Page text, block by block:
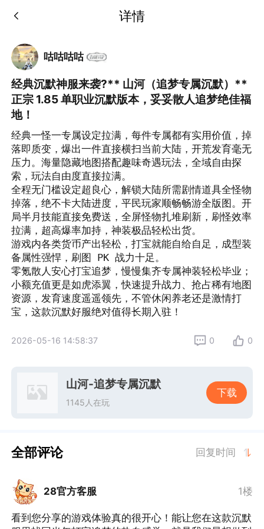
详情
咕咕咕咕
经典沉默神服来袭?** 山河（追梦专属沉默）**
正宗 1.85 单职业沉默版本，妥妥散人追梦绝佳福
地！
经典一怪一专属设定拉满，每件专属都有实用价值，掉
落即质变，爆出一件直接横扫当前大陆，开荒发育毫无
压力。海量隐藏地图搭配趣味奇遇玩法，全域自由探
索，玩法自由度直接拉满。
全程无门槛设定超良心，解锁大陆所需剧情道具全怪物
掉落，绝不卡大陆进度，平民玩家顺畅畅游全版图。开
局半月技能直接免费送，全屏怪物扎堆刷新，刷怪效率
拉满，超高爆率加持，神装极品轻松出货。
游戏内各类货币产出轻松，打宝就能自给自足，成型装
备属性强悍，刷图 PK 战力十足。
零氪散人安心打宝追梦，慢慢集齐专属神装轻松毕业；
小额充值更是如虎添翼，快速提升战力、抢占稀有地图
资源，发育速度遥遥领先，不管休闲养老还是激情打
宝，这款沉默好服绝对值得长期入驻！
2026-05-16 14:58:37 0 0
山河-追梦专属沉默
1145人在玩
下载
全部评论 回复时间
28官方客服 1楼
看到您分享的游戏体验真的很开心！能让您在这款沉默